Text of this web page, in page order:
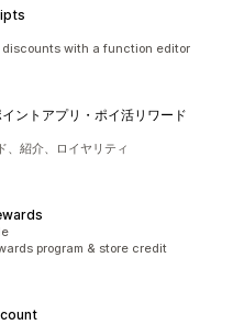
with a function editor
ントアプリ・ポイ活リワード
、紹介、ロイヤリティ
program & store credit